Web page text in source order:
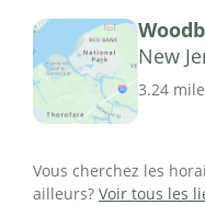
New
3.24
Vous cherchez les
ailleurs? Voir tous les